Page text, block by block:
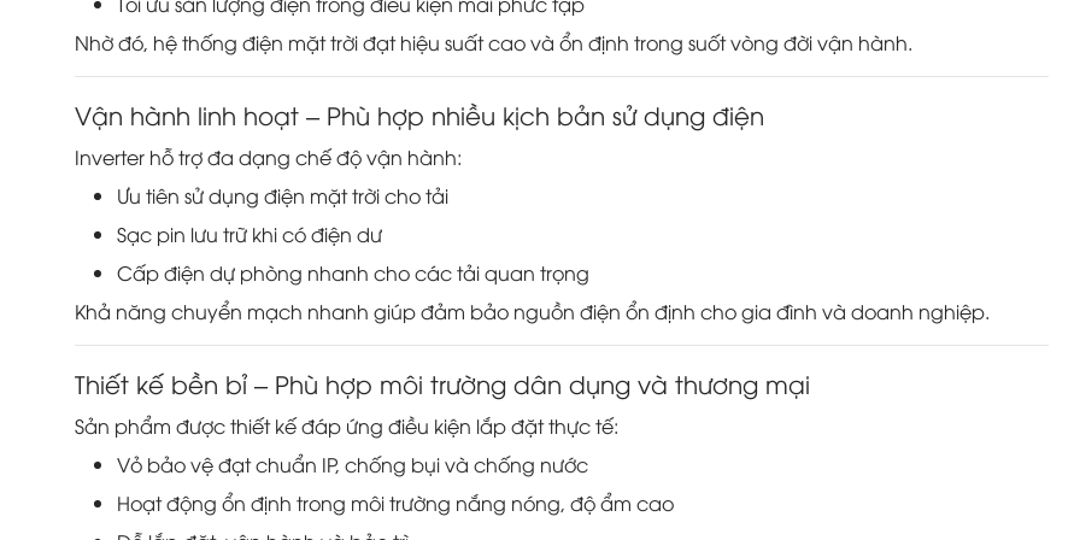
Nhờ đó, hệ thống điện mặt trời đạt hiệu suất cao và ổn định trong suốt vòng đời vận hành.
Vận hành linh hoạt – Phù hợp nhiều kịch bản sử dụng điện
Inverter hỗ trợ đa dạng chế độ vận hành:
Ưu tiên sử dụng điện mặt trời cho tải
Sạc pin lưu trữ khi có điện dư
Cấp điện dự phòng nhanh cho các tải quan trọng
Khả năng chuyển mạch nhanh giúp đảm bảo nguồn điện ổn định cho gia đình và doanh nghiệp.
Thiết kế bền bỉ – Phù hợp môi trường dân dụng và thương mại
Sản phẩm được thiết kế đáp ứng điều kiện lắp đặt thực tế:
Vỏ bảo vệ đạt chuẩn IP, chống bụi và chống nước
Hoạt động ổn định trong môi trường nắng nóng, độ ẩm cao